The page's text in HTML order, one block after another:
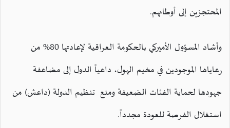
المحتجزين إلى أوطانهم.
وأشاد المسؤول الأميركي بالحكومة العراقية لإعادتها 80% من
رعاياها الموجودين في مخيم الهول، داعياً الدول إلى مضاعفة
جهودها لحماية الفئات الضعيفة ومنع تنظيم الدولة (داعش) من
استغلال الفرصة للعودة مجدداً.